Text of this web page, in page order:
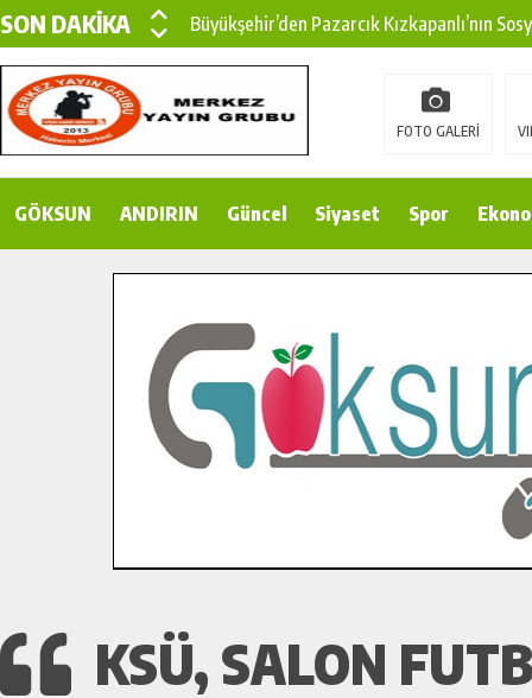
SON DAKİKA
Büyükşehir’den Pazarcık Kızkapanlı’nın
Büyükşehir’den Pazarcık Kırsalına Modern
Çin’den KSÜ’ye Uluslararası Başarı:
Gençler Pusula Maraş Kampında Yeni
İlçe Jandarma Komutanı Karakaya’dan
Bertiz’in Yeni Köprüsünde Sona Doğru.
FOTO GALERİ
GÖKSUN ANDIRIN Güncel Siyaset Spor
KSÜ, SALON